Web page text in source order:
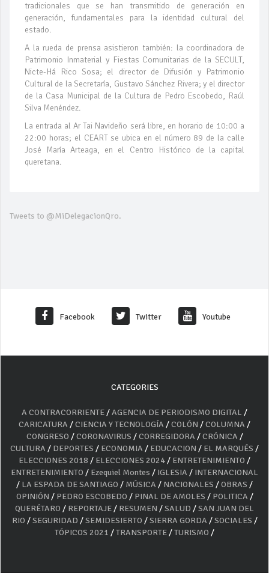
tradicionales que se han transmitido de generación en
generación, fundamentales para la identidad cultural del
estado.
A la rueda de prensa asistieron también: la coordinadora de
Patrimonio Inmaterial y Fiestas Comunitarias de la SECULT,
Nicte-Há Rico Sosa; el director de Difusión y Patrimonio
Cultural de la Secretaría, Gustavo Sánchez Rivera; y el director
de la Casa Municipal de la Cultura de Pedro Escobedo, Raúl
Silva Menéndez.
La entrada al Ar Tai Navideño será libre, en horario de 10:00 a
22:00 horas; el CEART se ubica en el número 89 de la calle
José María Arteaga, en el Centro Histórico de la capital
queretana.
Tweets to @MiDelegacionQro.
Facebook Twitter Youtube
CATEGORIES
A CONTRACORRIENTE/AGENCIA DE PERIODISMO DIGITAL /
CARICATURA /CIENCIA Y TECNOLOGÍA /COLÓN /COLUMNA /
CONGRESO /CORONAVIRUS /CORREGIDORA /CRÓNICA /
CULTURA / DEPORTES / ECONOMIA / EDUCACION / EL MARQUÉS /
ELECCIONES 2018 / ELECCIONES 2024/ ENTRETENIMIENTO /
ENTRETENIMIENTO / Ezequiel Montes / IGLESIA / INTERNACIONAL
/ LA ESPADA DE SANTIAGO / MÚSICA / NACIONALES /OBRAS /
OPINIÓN / PEDRO ESCOBEDO / PINAL DE AMOLES / POLITICA /
QUERÉTARO / REPORTAJE/ RESUMEN /SALUD /SAN JUAN DEL
RIO /SEGURIDAD /SEMIDESIERTO /SIERRA GORDA /SOCIALES /
TÓPICOS 2021 /TRANSPORTE/TURISMO /